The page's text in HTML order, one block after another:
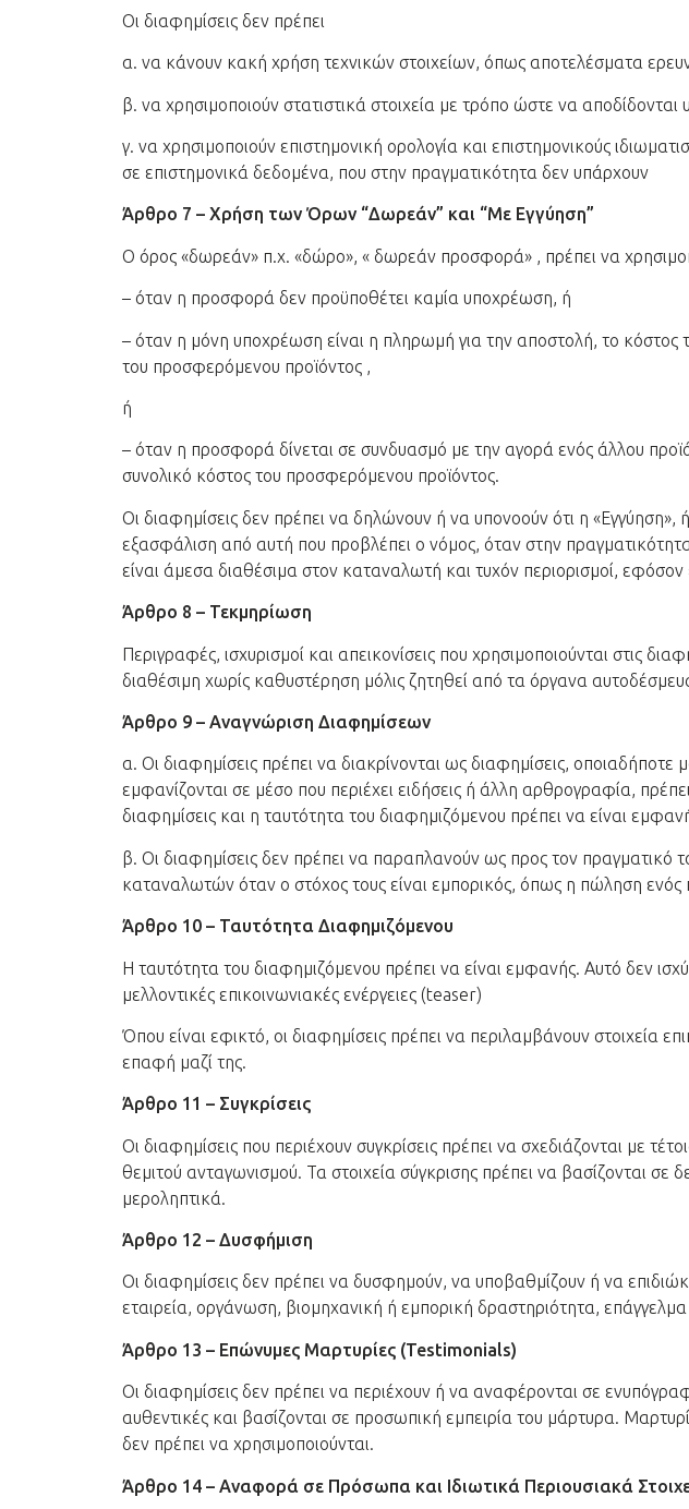
Οι διαφημίσεις δεν πρέπει
α. να κάνουν κακή χρήση τεχνικών στοιχείων, όπως αποτελέσματα
β. να χρησιμοποιούν στατιστικά στοιχεία με τρόπο ώστε να αποδίδονται
γ. να χρησιμοποιούν επιστημονική ορολογία και επιστημονικούς
σε επιστημονικά δεδομένα, που στην πραγματικότητα δεν υπάρχουν
Άρθρο 7 – Χρήση των Όρων “Δωρεάν” και “Με Εγγύηση”
Ο όρος «δωρεάν» π.χ. «δώρο», « δωρεάν προσφορά» , πρέπει να
– όταν η προσφορά δεν προϋποθέτει καμία υποχρέωση, ή
– όταν η μόνη υποχρέωση είναι η πληρωμή για την αποστολή, το
του προσφερόμενου προϊόντος ,
ή
– όταν η προσφορά δίνεται σε συνδυασμό με την αγορά ενός άλλου
συνολικό κόστος του προσφερόμενου προϊόντος.
Οι διαφημίσεις δεν πρέπει να δηλώνουν ή να υπονοούν ότι η
εξασφάλιση από αυτή που προβλέπει ο νόμος, όταν στην
είναι άμεσα διαθέσιμα στον καταναλωτή και τυχόν περιορισμοί,
Άρθρο 8 – Τεκμηρίωση
Περιγραφές, ισχυρισμοί και απεικονίσεις που χρησιμοποιούνται στις
διαθέσιμη χωρίς καθυστέρηση μόλις ζητηθεί από τα όργανα
Άρθρο 9 – Αναγνώριση Διαφημίσεων
α. Οι διαφημίσεις πρέπει να διακρίνονται ως διαφημίσεις,
εμφανίζονται σε μέσο που περιέχει ειδήσεις ή άλλη αρθρογραφία,
διαφημίσεις και η ταυτότητα του διαφημιζόμενου πρέπει να είναι
β. Οι διαφημίσεις δεν πρέπει να παραπλανούν ως προς τον πραγματικό
καταναλωτών όταν ο στόχος τους είναι εμπορικός, όπως η πώληση ενός
Άρθρο 10 – Ταυτότητα Διαφημιζόμενου
Η ταυτότητα του διαφημιζόμενου πρέπει να είναι εμφανής. Αυτό δεν
μελλοντικές επικοινωνιακές ενέργειες (teaser)
Όπου είναι εφικτό, οι διαφημίσεις πρέπει να περιλαμβάνουν στοιχεία
επαφή μαζί της.
Άρθρο 11 – Συγκρίσεις
Οι διαφημίσεις που περιέχουν συγκρίσεις πρέπει να σχεδιάζονται με
θεμιτού ανταγωνισμού. Τα στοιχεία σύγκρισης πρέπει να βασίζονται
μεροληπτικά.
Άρθρο 12 – Δυσφήμιση
Οι διαφημίσεις δεν πρέπει να δυσφημούν, να υποβαθμίζουν ή να
εταιρεία, οργάνωση, βιομηχανική ή εμπορική δραστηριότητα,
Άρθρο 13 – Επώνυμες Μαρτυρίες (Testimonials)
Οι διαφημίσεις δεν πρέπει να περιέχουν ή να αναφέρονται σε
αυθεντικές και βασίζονται σε προσωπική εμπειρία του μάρτυρα.
δεν πρέπει να χρησιμοποιούνται.
Άρθρο 14 – Αναφορά σε Πρόσωπα και Ιδιωτικά Περιουσιακά